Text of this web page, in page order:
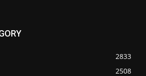
2833
2508